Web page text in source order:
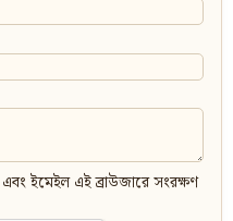
ইমেইল এই ব্রাউজারে সংরক্ষণ